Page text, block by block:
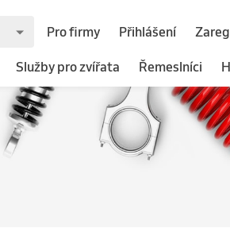
Pro firmy Přihlášení
Služby pro zvířata Řemeslníci